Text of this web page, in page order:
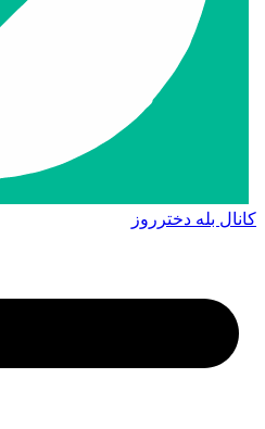
کانال بله دخترروز